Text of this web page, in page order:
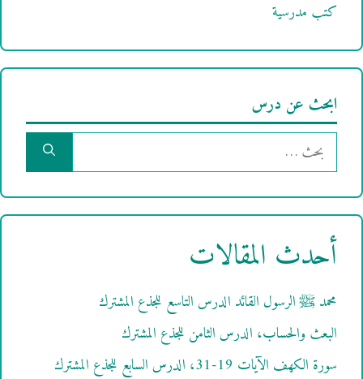
كتب مدرسية
ابحث عن درس
البحث
عن:
أحدث المقالات
محمد ﷺ الرسول القائد الدرس التاسع للجذع المشترك
البعث والحساب، الدرس الثامن للجذع المشترك
سورة الكهف الآيات 19-31، الدرس السابع للجذع المشترك